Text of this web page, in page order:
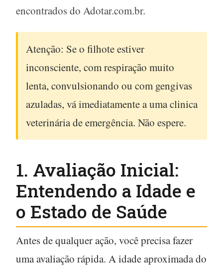
encontrados do Adotar.com.br.
Atenção: Se o filhote estiver
inconsciente, com respiração muito
lenta, convulsionando ou com gengivas
azuladas, vá imediatamente a uma clinica
veterinária de emergência. Não espere.
1. Avaliação Inicial:
Entendendo a Idade e
o Estado de Saúde
Antes de qualquer ação, você precisa fazer
uma avaliação rápida. A idade aproximada do